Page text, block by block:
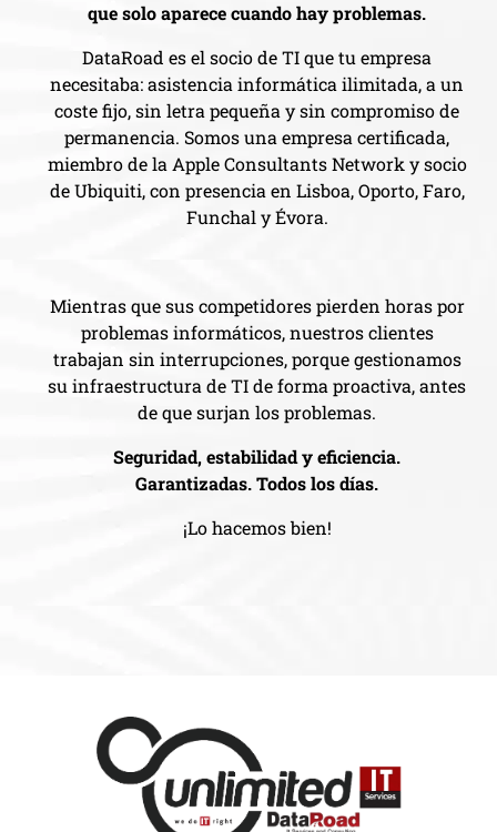
que solo aparece cuando hay problemas.
DataRoad es el socio de TI que tu empresa
necesitaba: asistencia informática ilimitada, a un
coste fijo, sin letra pequeña y sin compromiso de
permanencia. Somos una empresa certificada,
miembro de la Apple Consultants Network y socio
de Ubiquiti, con presencia en Lisboa, Oporto, Faro,
Funchal y Évora.
Mientras que sus competidores pierden horas por
problemas informáticos, nuestros clientes
trabajan sin interrupciones, porque gestionamos
su infraestructura de TI de forma proactiva, antes
de que surjan los problemas.
Seguridad, estabilidad y eficiencia.
Garantizadas. Todos los días.
¡Lo hacemos bien!